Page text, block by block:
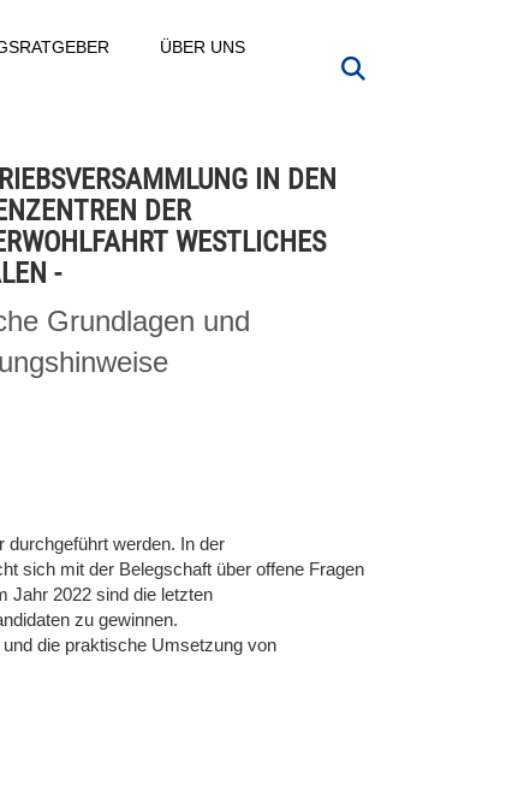
ÜBER UNS
IN DEN
DER
WESTLICHES
-
Grundlagen und
werden. In der
sich mit der Belegschaft über offene Fragen
Jahr 2022 sind die letzten
zu gewinnen.
die praktische Umsetzung von